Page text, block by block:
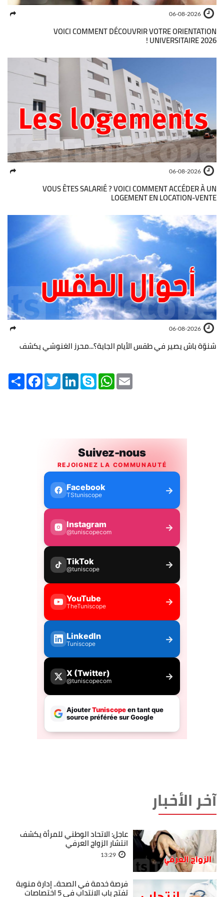
06-08-2026
VOICI COMMENT DÉCOUVRIR VOTRE ORIENTATION
UNIVERSITAIRE 2026 !
06-08-2026
VOUS ÊTES SALARIÉ ? VOICI COMMENT ACCÉDER À UN
LOGEMENT EN LOCATION-VENTE
06-08-2026
شنوّة باش يصير في طقس الأيام الجاية؟...محرز الغنوشي يكشف
Share FacebookTwitterLinkedInSkype WhatsApp
آخر الأخبار
عاجل: الاتحاد الوطني للمرأة يكشف
انتشار الزواج العرفي
13:29
فرصة خدمة في الصحة.. إدارة منوبة
تفتح باب الانتداب في 5 اختصاصات